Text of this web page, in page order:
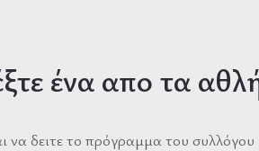
ένα απο τα
να δειτε το πρόγραμμα του